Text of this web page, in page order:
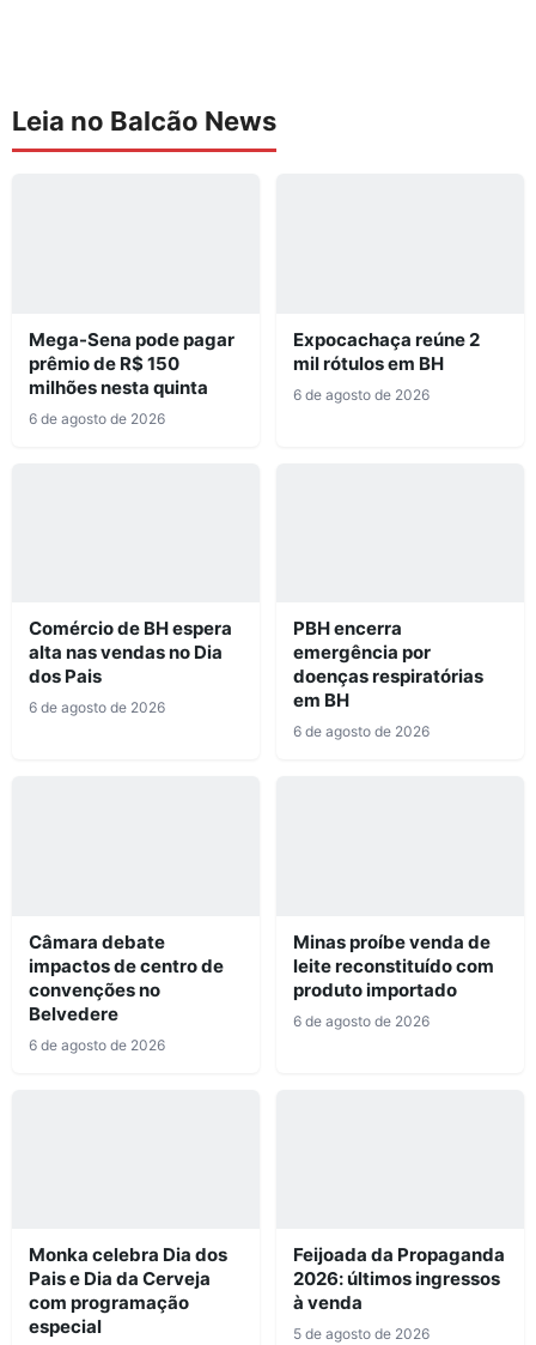
Leia no Balcão News
Mega-Sena pode pagar
prêmio de R$ 150
milhões nesta quinta
6 de agosto de 2026
Expocachaça reúne 2
mil rótulos em BH
6 de agosto de 2026
Comércio de BH espera
alta nas vendas no Dia
dos Pais
6 de agosto de 2026
PBH encerra
emergência por
doenças respiratórias
em BH
6 de agosto de 2026
Câmara debate
impactos de centro de
convenções no
Belvedere
6 de agosto de 2026
Minas proíbe venda de
leite reconstituído com
produto importado
6 de agosto de 2026
Monka celebra Dia dos
Pais e Dia da Cerveja
com programação
especial
Feijoada da Propaganda
2026: últimos ingressos
à venda
5 de agosto de 2026